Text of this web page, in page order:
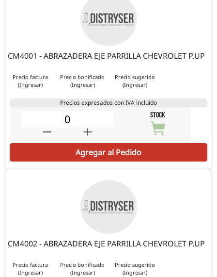
CM4001 - ABRAZADERA EJE PARRILLA CHEVROLET P.UP
Precio factura
(Ingresar)
Precio bonificado
(Ingresar)
Precio sugerido
(Ingresar)
Precios expresados con IVA incluido
STOCK
Agregar al Pedido
CM4002 - ABRAZADERA EJE PARRILLA CHEVROLET P.UP
Precio factura
(Ingresar)
Precio bonificado
(Ingresar)
Precio sugerido
(Ingresar)